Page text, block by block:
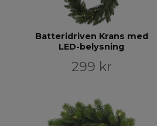
Batteridriven Krans med
LED-belysning
299 kr